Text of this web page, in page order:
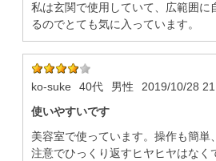
私は玄関で使用していて、広範囲に
るのでとても気に入っています。
ko-suke 40代 男性
2019/10/28
使いやすいです
美容室で使っています。操作も簡単
注意でひっくり返すヒヤヒヤはなく